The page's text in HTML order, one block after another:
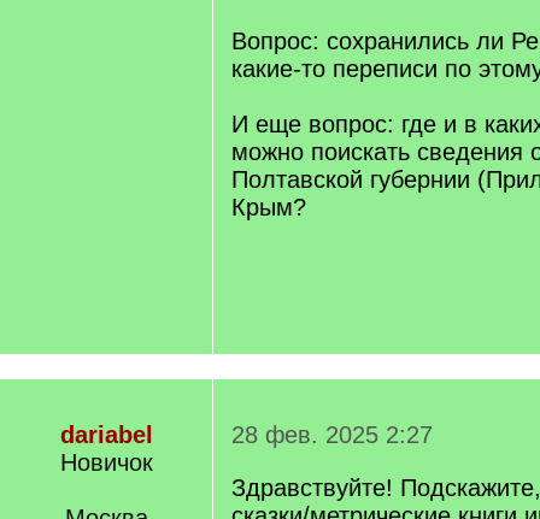
Вопрос: сохранились ли
какие-то переписи по
И еще вопрос: где и в
можно поискать сведения
Полтавской губернии
Крым?
dariabel
Новичок
28 фев. 2025 2:27
Здравствуйте!